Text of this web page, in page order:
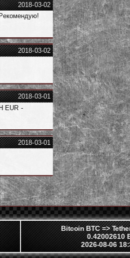
2018-03-02
2018-03-02
2018-03-01
EUR -
2018-03-01
Bitcoin BTC =>
0.42002610
2026-08-06